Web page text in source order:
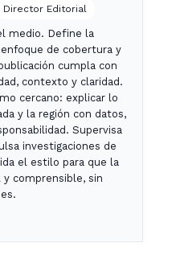
Director Editorial
medio. Define la
de cobertura y
cumpla con
contexto y claridad.
cercano: explicar lo
y la región con datos,
Supervisa
investigaciones de
el estilo para que la
comprensible, sin